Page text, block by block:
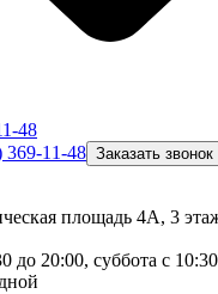
48
369-11-48 Заказать звонок
площадь 4А, 3
до 20:00, суббота с